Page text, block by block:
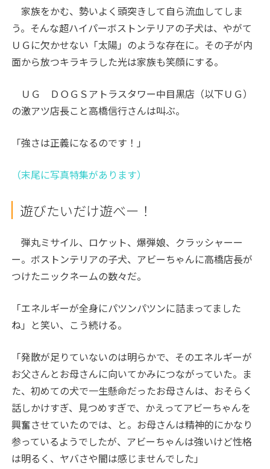
家族をかむ、勢いよく頭突きして自ら流血してしま
う。そんな超ハイパーボストンテリアの子犬は、やがて
ＵＧに欠かせない「太陽」のような存在に。その子が内
面から放つキラキラした光は家族も笑顔にする。
ＵＧ ＤＯＧＳアトラスタワー中目黒店（以下ＵＧ）
の激アツ店長こと高橋信行さんは叫ぶ。
「強さは正義になるのです！」
（末尾に写真特集があります）
遊びたいだけ遊べー！
弾丸ミサイル、ロケット、爆弾娘、クラッシャーー
ー。ボストンテリアの子犬、アビーちゃんに高橋店長が
つけたニックネームの数々だ。
「エネルギーが全身にパツンパツンに詰まってました
ね」と笑い、こう続ける。
「発散が足りていないのは明らかで、そのエネルギーが
お父さんとお母さんに向いてかみにつながっていた。ま
た、初めての犬で一生懸命だったお母さんは、おそらく
話しかけすぎ、見つめすぎで、かえってアビーちゃんを
興奮させていたのでは、と。お母さんは精神的にかなり
参っているようでしたが、アビーちゃんは強いけど性格
は明るく、ヤバさや闇は感じませんでした」